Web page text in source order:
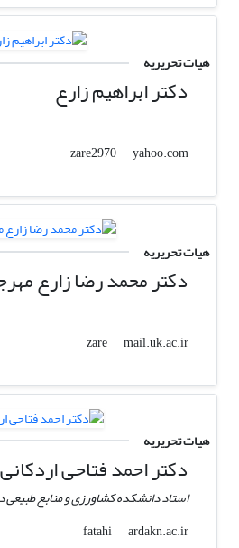
هیات تحریریه
دکتر ابراهیم زارع
zare2970
yahoo.com
هیات تحریریه
دکتر محمد رضا زارع
zare
mail.uk.ac.ir
هیات تحریریه
دکتر احمد فتاحی اردکانی
استاد دانشکده کشاورزی و منابع طبیعی
fatahi
ardakn.ac.ir